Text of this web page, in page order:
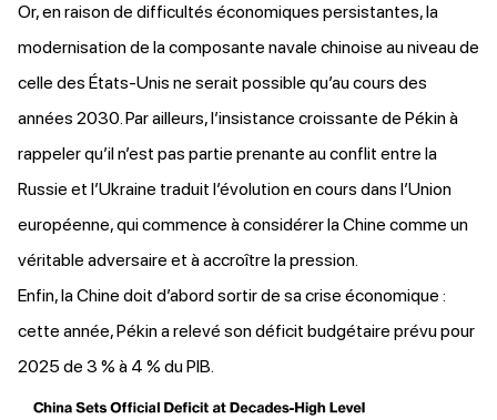
Or, en raison de difficultés économiques persistantes, la
modernisation de la composante navale chinoise au niveau de
celle des États-Unis ne serait possible qu’au cours des
années 2030. Par ailleurs, l’insistance croissante de Pékin à
rappeler qu’il n’est pas partie prenante au conflit entre la
Russie et l’Ukraine traduit l’évolution en cours dans l’Union
européenne, qui commence à considérer la Chine comme un
véritable adversaire et à accroître la pression.
Enfin, la Chine doit d’abord sortir de sa crise économique :
cette année, Pékina relevé son déficit budgétaire prévu pour
2025 de 3 % à 4 % du PIB.